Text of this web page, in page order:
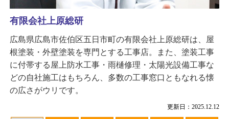
更新日：2025.12.12
有限会社上原総研
広島県広島市佐伯区五日市町の有限会社上原総研は、屋
根塗装・外壁塗装を専門とする工事店。また、塗装工事
に付帯する屋上防水工事・雨樋修理・太陽光設備工事な
どの自社施工はもちろん、多数の工事窓口ともなれる懐
の広さがウリです。